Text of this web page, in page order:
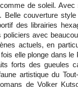
de soleil. Avec
Belle couverture
des librairies
avec
actuels, en
elle plonge dans le
forts des gueules
artistique du
de Volker